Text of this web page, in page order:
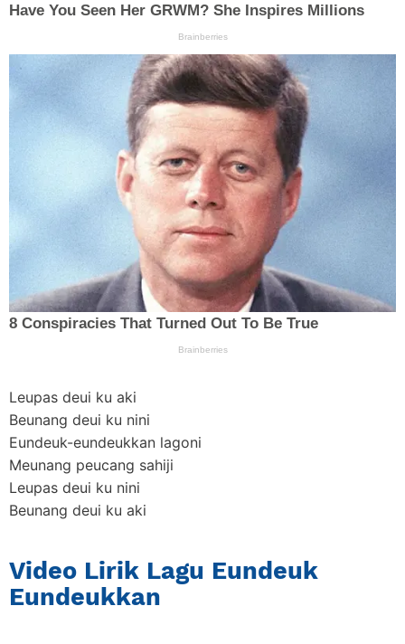
Leupas deui ku aki
Beunang deui ku nini
Eundeuk-eundeukkan lagoni
Meunang peucang sahiji
Leupas deui ku nini
Beunang deui ku aki
Video Lirik Lagu Eundeuk
Eundeukkan